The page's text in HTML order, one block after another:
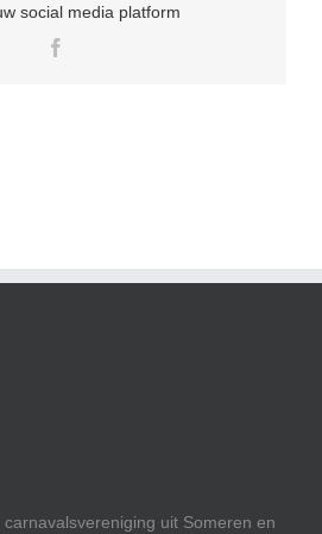
social media platform
uit Someren en